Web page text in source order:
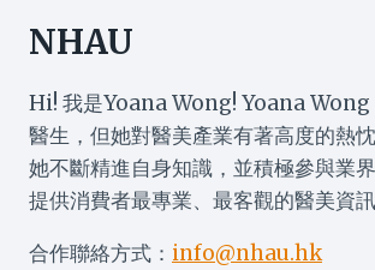
NHAU
Hi! 我是Yoana Wong! Yoana Wong
醫生，但她對醫美產業有著高度的熱忱
她不斷精進自身知識，並積極參與業
提供消費者最專業、最客觀的醫美資訊
合作聯絡方式： info@nhau.hk